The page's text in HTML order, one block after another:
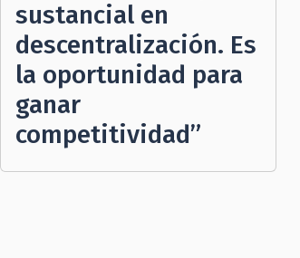
sustancial en
descentralización. Es
la oportunidad para
ganar
competitividad”